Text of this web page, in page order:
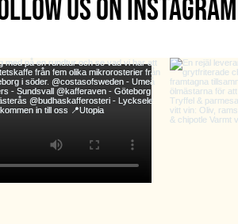
us on Instagram